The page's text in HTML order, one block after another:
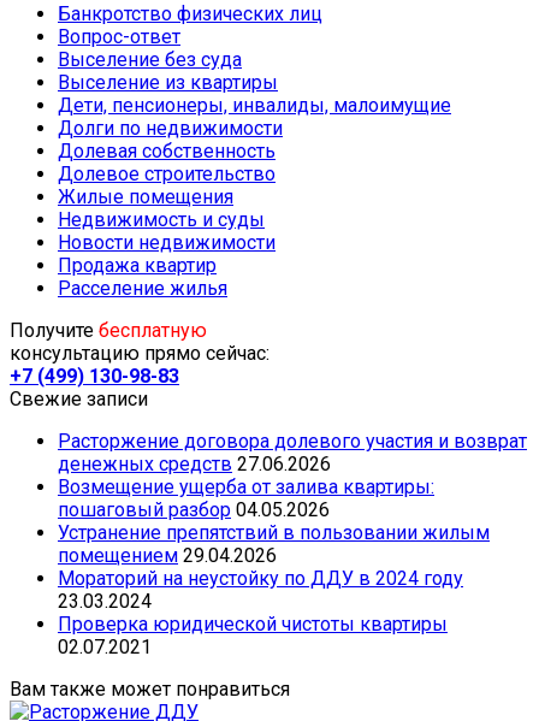
Банкротство физических лиц
Вопрос-ответ
Выселение без суда
Выселение из квартиры
Дети, пенсионеры, инвалиды, малоимущие
Долги по недвижимости
Долевая собственность
Долевое строительство
Жилые помещения
Недвижимость и суды
Новости недвижимости
Продажа квартир
Расселение жилья
Получите бесплатную
консультацию прямо сейчас:
+7 (499) 130-98-83
Свежие записи
Расторжение договора долевого участия и возврат
денежных средств 27.06.2026
Возмещение ущерба от залива квартиры:
пошаговый разбор 04.05.2026
Устранение препятствий в пользовании жилым
помещением 29.04.2026
Mораторий на неустойку по ДДУ в 2024 году
23.03.2024
Проверка юридической чистоты квартиры
02.07.2021
Вам также может понравиться